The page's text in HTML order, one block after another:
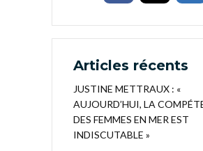
Articles récents
JUSTINE METTRAUX : «
AUJOURD’HUI, LA
DES FEMMES EN MER EST
INDISCUTABLE »